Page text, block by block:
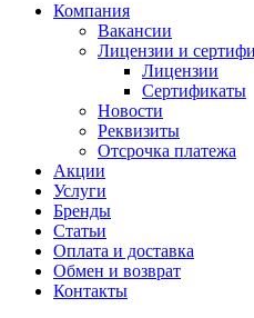
Компания
Вакансии
Лицензии и
Лицензии
Сертификаты
Новости
Реквизиты
Отсрочка платежа
Акции
Услуги
Бренды
Статьи
Оплата и доставка
Обмен и возврат
Контакты